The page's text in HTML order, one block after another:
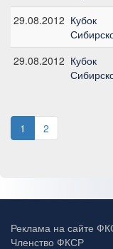
29.08.2012 Кубок
29.08.2012 Кубок
1 2
Реклама на сайте
Членство ФКСР